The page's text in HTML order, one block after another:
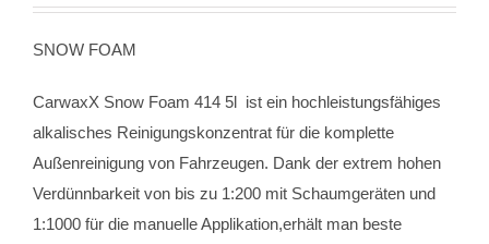
SNOW FOAM
CarwaxX Snow Foam 414 5l ist ein hochleistungsfähiges
alkalisches Reinigungskonzentrat für die komplette
Außenreinigung von Fahrzeugen. Dank der extrem hohen
Verdünnbarkeit von bis zu 1:200 mit Schaumgeräten und
1:1000 für die manuelle Applikation,erhält man beste